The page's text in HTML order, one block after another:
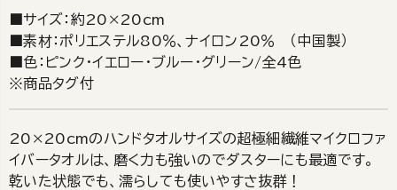
■サイズ：約20×20cm
■素材：ポリエステル80％、ナイロン20％ （中国製）
■色：ピンク・イエロー・ブルー・グリーン/全4色
※商品タグ付
20×20cmのハンドタオルサイズの超極細繊維マイクロファ
イバータオルは、磨く力も強いのでダスターにも最適です。
乾いた状態でも、濡らしても使いやすさ抜群！